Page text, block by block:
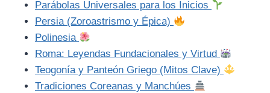
Parábolas Universales para los Inicios
Persia (Zoroastrismo y Épica)
Polinesia
Roma: Leyendas Fundacionales y Virtud
Teogonía y Panteón Griego (Mitos Clave)
Tradiciones Coreanas y Manchúes